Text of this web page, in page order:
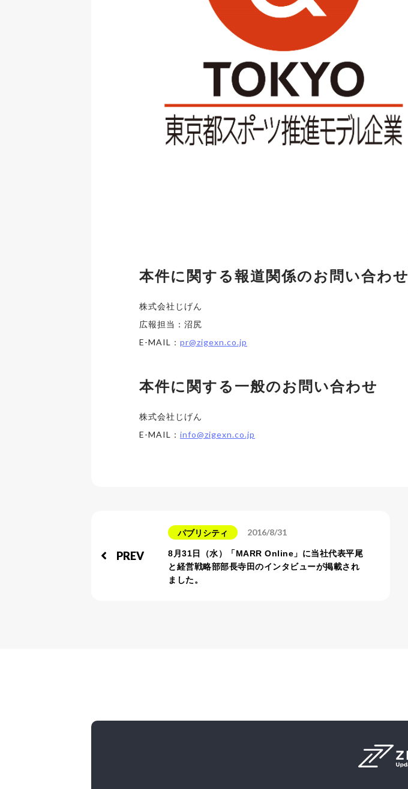
本件に関する報道関係のお問い合わせ
株式会社じげん
広報担当：沼尻
E-MAIL： pr@zigexn.co.jp
本件に関する一般のお問い合わせ
株式会社じげん
E-MAIL： info@zigexn.co.jp
PREV
パブリシティ 2016/8/31
8月31日（水）「MARR Online」に当社代表平尾
と経営戦略部部長寺田のインタビューが掲載され
ました。